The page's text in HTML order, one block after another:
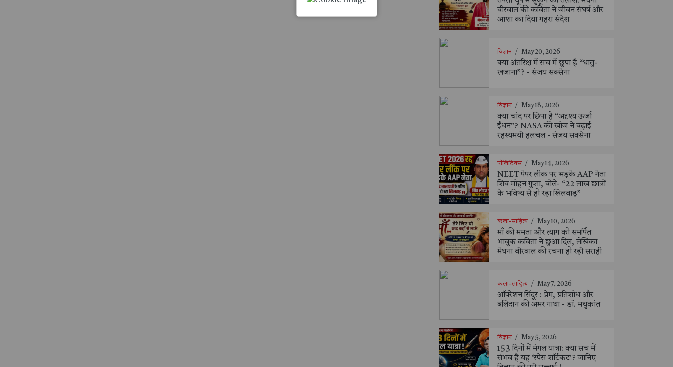
वीरवाल की कविता ने जीवन संघर्ष और
आशा का दिया गहरा संदेश
विज्ञान / May 20, 2026
क्या अंतरिक्ष में सच में छुपा है “धातु-
खजाना”? - संजय सक्सेना
विज्ञान / May 18, 2026
क्या चांद पर छिपा है “अदृश्य ऊर्जा
ईंधन”? NASA की खोज ने बढ़ाई
रहस्यमयी हलचल - संजय सक्सेना
पॉलिटिक्स / May 14, 2026
NEET पेपर लीक पर भड़के AAP नेता
शिव मोहन गुप्ता, बोले- “22 लाख छात्रों
के भविष्य से हो रहा खिलवाड़”
कला-साहित्य / May 10, 2026
माँ की ममता और त्याग को समर्पित
भावुक कविता ने छुआ दिल, लेखिका
मेघना वीरवाल की रचना हो रही सराही
कला-साहित्य / May 7, 2026
ऑपरेशन सिंदूर : प्रेम, प्रतिशोध और
बलिदान की अमर गाथा - डॉ. मधुकांत
विज्ञान / May 5, 2026
153 दिनों में मंगल यात्रा: क्या सच में
संभव है यह ‘स्पेस शॉर्टकट’? जानिए